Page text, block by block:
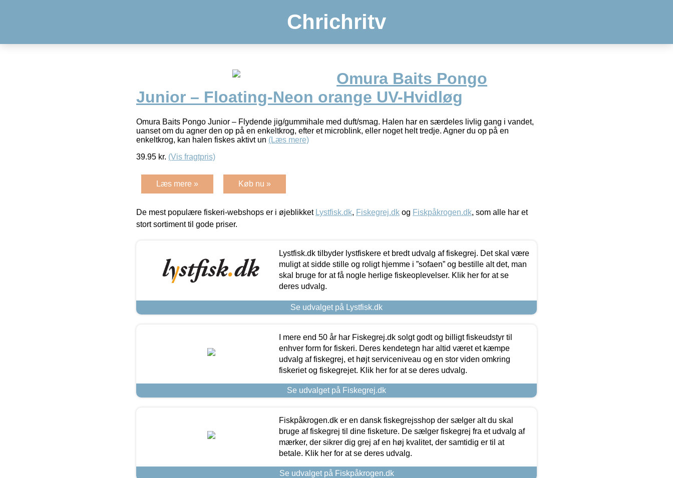
Chrichritv
Omura Baits Pongo
Junior – Floating-Neon orange UV-Hvidløg
Omura Baits Pongo Junior – Flydende jig/gummihale med duft/smag. Halen har en særdeles livlig gang i vandet,
uanset om du agner den op på en enkeltkrog, efter et microblink, eller noget helt tredje. Agner du op på en
enkeltkrog, kan halen fiskes aktivt un (Læs mere)
39.95 kr. (Vis fragtpris)
Læs mere » Køb nu »
De mest populære fiskeri-webshops er i øjeblikket Lystfisk.dk, Fiskegrej.dk og Fiskpåkrogen.dk, som alle har et
stort sortiment til gode priser.
Lystfisk.dk tilbyder lystfiskere et bredt udvalg af fiskegrej. Det skal være
muligt at sidde stille og roligt hjemme i ”sofaen” og bestille alt det, man
skal bruge for at få nogle herlige fiskeoplevelser. Klik her for at se
deres udvalg.
Se udvalget på Lystfisk.dk
I mere end 50 år har Fiskegrej.dk solgt godt og billigt fiskeudstyr til
enhver form for fiskeri. Deres kendetegn har altid været et kæmpe
udvalg af fiskegrej, et højt serviceniveau og en stor viden omkring
fiskeriet og fiskegrejet. Klik her for at se deres udvalg.
Se udvalget på Fiskegrej.dk
Fiskpåkrogen.dk er en dansk fiskegrejsshop der sælger alt du skal
bruge af fiskegrej til dine fisketure. De sælger fiskegrej fra et udvalg af
mærker, der sikrer dig grej af en høj kvalitet, der samtidig er til at
betale. Klik her for at se deres udvalg.
Se udvalget på Fiskpåkrogen.dk